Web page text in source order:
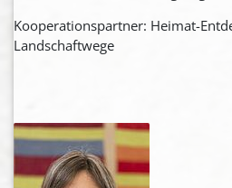
Kooperationspartner: Heimat-
Landschaftwege